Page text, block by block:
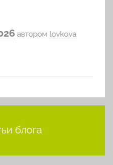
автором lovkova
блога